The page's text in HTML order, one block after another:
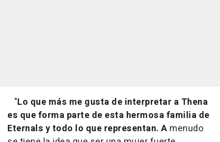
"Lo que más me gusta de interpretar a Thena
es que forma parte de esta hermosa familia de
Eternals y todo lo que representan. A menudo